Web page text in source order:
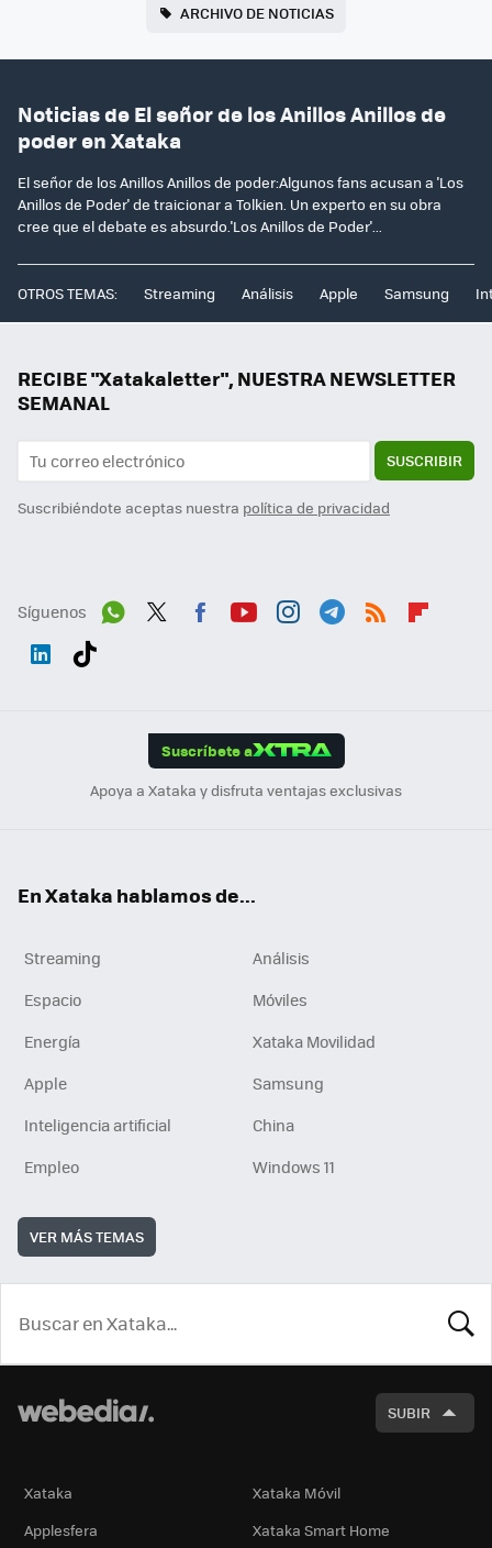
ARCHIVO DE NOTICIAS
Noticias de El señor de los Anillos Anillos de
poder en Xataka
El señor de los Anillos Anillos de poder:Algunos fans acusan a 'Los
Anillos de Poder' de traicionar a Tolkien. Un experto en su obra
cree que el debate es absurdo.'Los Anillos de Poder'...
OTROS TEMAS: Streaming Análisis Apple Samsung
RECIBE "Xatakaletter", NUESTRA NEWSLETTER
SEMANAL
SUSCRIBIR
Suscribiéndote aceptas nuestra política de privacidad
Síguenos
Suscríbete a
Apoya a Xataka y disfruta ventajas exclusivas
En Xataka hablamos de...
Streaming
Análisis
Espacio
Móviles
Energía
Xataka Movilidad
Apple
Samsung
Inteligencia artificial
China
Empleo
Windows 11
VER MÁS TEMAS
SUBIR
Xataka
Xataka Móvil
Applesfera
Xataka Smart Home